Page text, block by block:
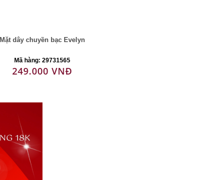
Mặt dây chuyền bạc Evelyn
Mã hàng: 29731565
249.000 VNĐ